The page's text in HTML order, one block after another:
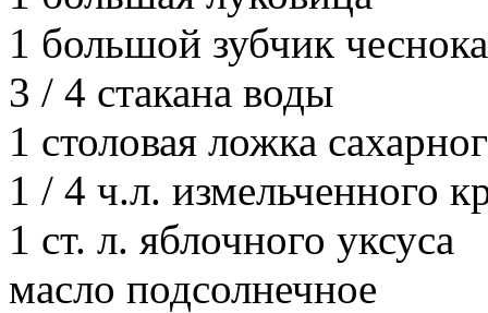
1 большой зубчик
3 / 4 стакана воды
1 столовая ложка
1 / 4 ч.л. измельченного
1 ст. л. яблочного уксуса
масло подсолнечное